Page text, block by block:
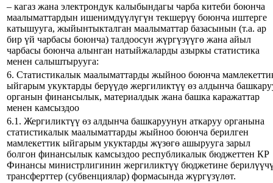
– кагаз жана электрондук калыбындагы чарба китеби боюнча
маалыматтардын ишенимдүүлүгүн текшерүү боюнча иштерге
катышууга, жыйынтыкталган маалыматтар базасынын (т.а. ар
бир үй чарбасы боюнча) талдоосун жүргүзүүгө жана айыл
чарбасы боюнча алынган натыйжаларды азыркы статистика
менен салыштырууга:
6. Статистикалык маалыматтарды жыйноо боюнча
ыйгарым укуктарды берүүдө жергиликтүү өз алдынча
органын финансылык, материалдык жана башка каражаттар
менен камсыздоо
6.1. Жергиликтүү өз алдынча башкаруунун аткаруу органына
статистикалык маалыматтарды жыйноо боюнча берилген
мамлекеттик ыйгарым укуктарды жүзөгө ашырууга зарыл
болгон финансылык камсыздоо республикалык бюджеттен КР
Финансы министрлигинин жергиликтүү бюджетине
трансферттер (субвенциялар) формасында жүргүзүлөт.